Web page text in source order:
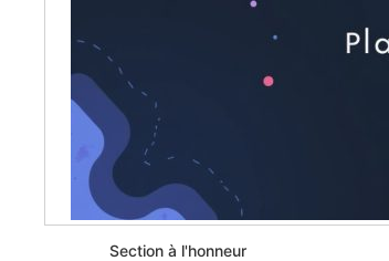
Section à l'honneur